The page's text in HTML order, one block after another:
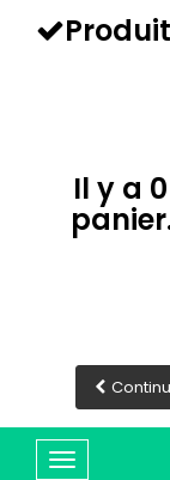
Il y a 0
Basculer